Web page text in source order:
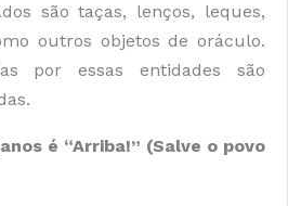
são taças, lenços, leques,
outros objetos de oráculo.
por essas entidades são
é “Arriba!” (Salve o povo